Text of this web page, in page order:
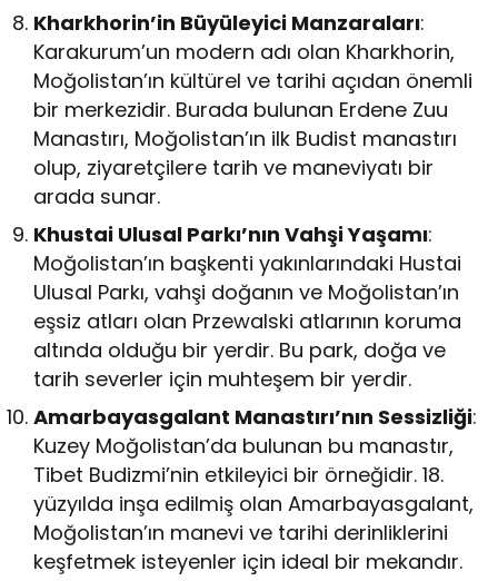
Kharkhorin’in Büyüleyici Manzaraları:
Karakurum’un modern adı olan Kharkhorin,
Moğolistan’ın kültürel ve tarihi açıdan önemli
bir merkezidir. Burada bulunan Erdene Zuu
Manastırı, Moğolistan’ın ilk Budist manastırı
olup, ziyaretçilere tarih ve maneviyatı bir
arada sunar.
Khustai Ulusal Parkı’nın Vahşi Yaşamı:
Moğolistan’ın başkenti yakınlarındaki Hustai
Ulusal Parkı, vahşi doğanın ve Moğolistan’ın
eşsiz atları olan Przewalski atlarının koruma
altında olduğu bir yerdir. Bu park, doğa ve
tarih severler için muhteşem bir yerdir.
Amarbayasgalant Manastırı’nın Sessizliği:
Kuzey Moğolistan’da bulunan bu manastır,
Tibet Budizmi’nin etkileyici bir örneğidir. 18.
yüzyılda inşa edilmiş olan Amarbayasgalant,
Moğolistan’ın manevi ve tarihi derinliklerini
keşfetmek isteyenler için ideal bir mekandır.